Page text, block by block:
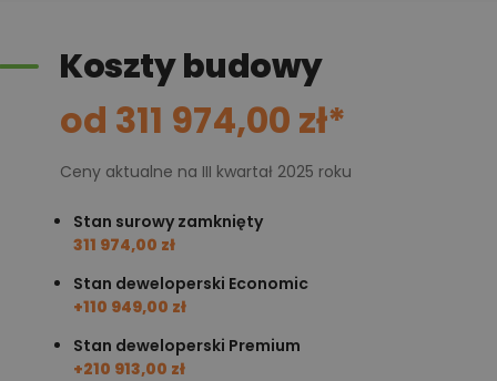
relaksować się na świeżym powietrzu. Jeżeli nasze
dzieci będą chciały bawić się w ogrodzie - będziemy
mogli mieć je na oku, jednocześnie odpoczywając
ten projekt pod uwagę, zaufało mu już wielu
inwestorów!
Chcesz uzyskać więcej informacji o tym
projekcie, na przykład:
polecane przez architekta zmiany,
Koszty budowy
od 311 974,00 zł*
Ceny aktualne na III kwartał 2025 roku
Stan surowy zamknięty
311 974,00 zł
Stan deweloperski Economic
+110 949,00 zł
Stan deweloperski Premium
+210 913,00 zł